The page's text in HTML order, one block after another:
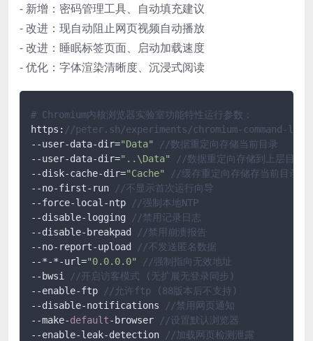
- 新增：密码管理工具、自动填充建议
- 改进：现自动阻止网页视频自动播放
- 改进：睡眠标签页面、启动加载速度
- 优化：字体渲染清晰度、沉浸式阅读
# Chromium内核浏览器实验室功能特性运行参数：
https: //peter.sh/experiments/chromium-command-
--user-data-dir="Data"
//数据重定向存储当前目录
--user-data-dir="..\Data"
//数据重定向存储到上层目录
--disk-cache-dir="Cache"
//缓存重定向存储存当前目录
--no-first-run
//不显示首次运行向导
--force-local-ntp
//强制本地NTP
--disable-logging
//禁用记录日志
--disable-breakpad
//禁用崩溃报告
--no-report-upload
//不发送匿名数据
--*-*-url="0.0.0.0"
//强制指向无效地址
--bwsi
//开启访客模式 (无扩展无登录同步)
--enable-ftp
//允许ftp (88版本后不支持)
--disable-notifications
//禁用网页通知
--make-default-browser
//设置默认浏览器
--enable-leak-detection
//加载网页检测泄露